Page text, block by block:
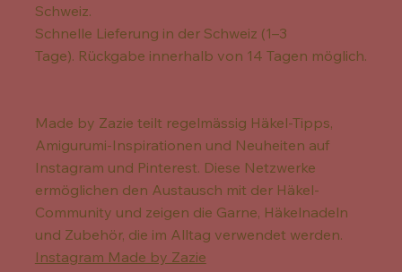
Schweiz.
Schnelle Lieferung in der Schweiz (1–3
Tage). Rückgabe innerhalb von 14 Tagen möglich.
Made by Zazie teilt regelmässig Häkel-Tipps,
Amigurumi-Inspirationen und Neuheiten auf
Instagram und Pinterest. Diese Netzwerke
ermöglichen den Austausch mit der Häkel-
Community und zeigen die Garne, Häkelnadeln
und Zubehör, die im Alltag verwendet werden.
Instagram Made by Zazie